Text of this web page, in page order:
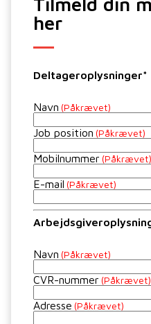
her
Deltageroplysninger*
Navn (Påkrævet)
Job position (Påkrævet)
Mobilnummer (Påkrævet)
E-mail (Påkrævet)
Navn (Påkrævet)
CVR-nummer (Påkrævet)
Adresse (Påkrævet)